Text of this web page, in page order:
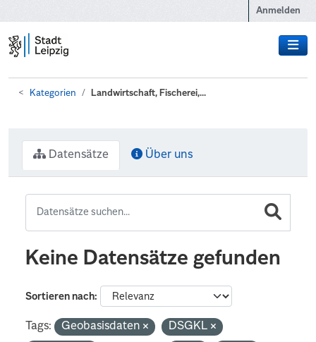
Anmelden
Kategorien Landwirtschaft, Fischerei,...
Datensätze Über uns
Keine Datensätze gefunden
Sortieren nach
Tags: Geobasisdaten
DSGKL